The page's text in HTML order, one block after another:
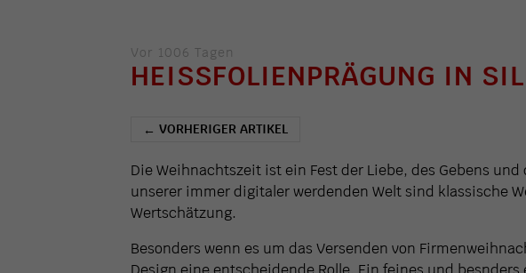
Vor 1006 Tagen
HEISSFOLIENPRÄGUNG IN
← VORHERIGER ARTIKEL
Die Weihnachtszeit ist ein Fest der Liebe, des Gebens
unserer immer digitaler werdenden Welt sind klassische
Wertschätzung.
Besonders wenn es um das Versenden von